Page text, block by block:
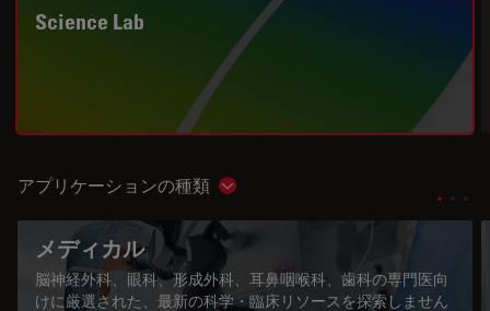
Science Lab
アプリケーションの種類 Show subnavigation
メディカル
脳神経外科、眼科、形成外科、耳鼻咽喉科、歯科の専門医向
けに厳選された、最新の科学・臨床リソースを探索しません